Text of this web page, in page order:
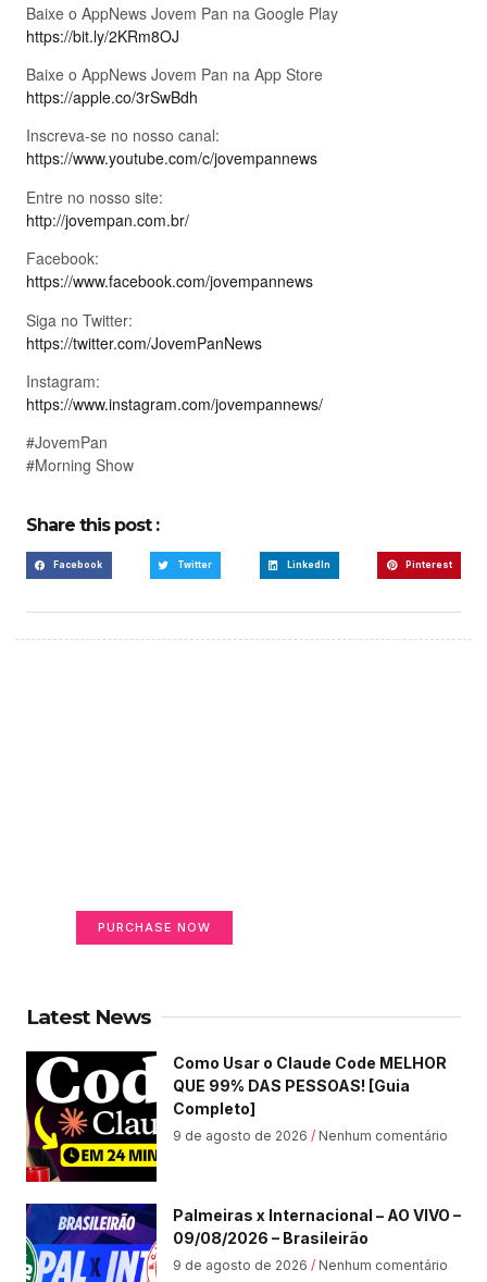
Baixe o AppNews Jovem Pan na Google Play
https://bit.ly/2KRm8OJ
Baixe o AppNews Jovem Pan na App Store
https://apple.co/3rSwBdh
Inscreva-se no nosso canal:
https://www.youtube.com/c/jovempannews
Entre no nosso site:
http://jovempan.com.br/
Facebook:
https://www.facebook.com/jovempannews
Siga no Twitter:
https://twitter.com/JovemPanNews
Instagram:
https://www.instagram.com/jovempannews/
#JovemPan
#Morning Show
Share this post :
Facebook Twitter LinkedIn Pinterest
PURCHASE NOW
Latest News
Como Usar o Claude Code MELHOR
QUE 99% DAS PESSOAS! [Guia
Completo]
9 de agosto de 2026 Nenhum comentário
Palmeiras x Internacional – AO VIVO –
09/08/2026 – Brasileirão
9 de agosto de 2026 Nenhum comentário